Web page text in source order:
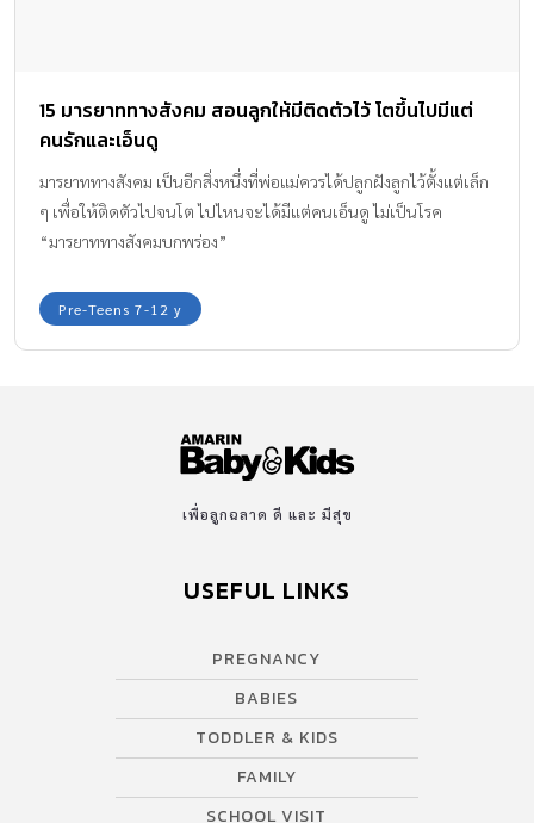
15 มารยาททางสังคม สอนลูกให้มีติดตัวไว้ โตขึ้นไปมีแต่
คนรักและเอ็นดู
มารยาททางสังคม เป็นอีกสิ่งหนึ่งที่พ่อแม่ควรได้ปลูกฝังลูกไว้ตั้งแต่เล็ก
ๆ เพื่อให้ติดตัวไปจนโต ไปไหนจะได้มีแต่คนเอ็นดู ไม่เป็นโรค
“มารยาททางสังคมบกพร่อง”
Pre-Teens 7-12 y
เพื่อลูกฉลาด ดี และ มีสุข
USEFUL LINKS
PREGNANCY
BABIES
TODDLER & KIDS
FAMILY
SCHOOL VISIT